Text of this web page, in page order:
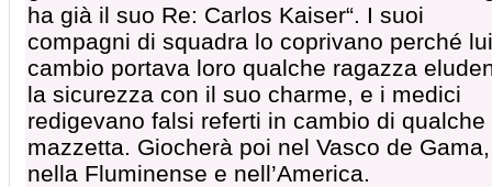
ha già il suo Re: Carlos Kaiser“. I suoi
compagni di squadra lo coprivano perché
cambio portava loro qualche ragazza
la sicurezza con il suo charme, e i medici
redigevano falsi referti in cambio di qualche
mazzetta. Giocherà poi nel Vasco de Gama,
nella Fluminense e nell’America.